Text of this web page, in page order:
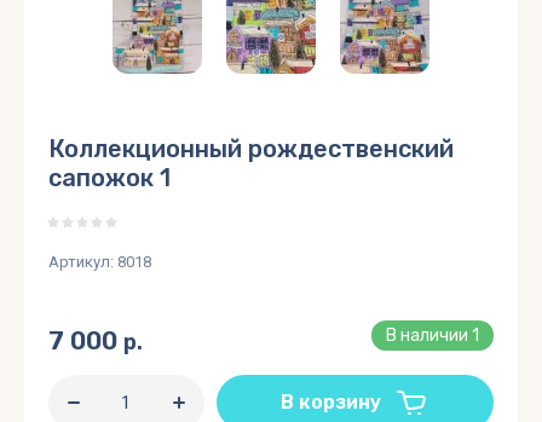
Коллекционный рождественский
сапожок 1
Артикул: 8018
В наличии 1
7 000 р.
В корзину